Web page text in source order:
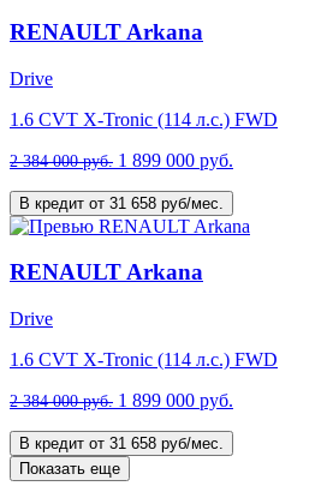
RENAULT Arkana
Drive
1.6 CVT X-Tronic (114 л.с.) FWD
2 384 000 руб. 1 899 000 руб.
В кредит от 31 658 руб/мес.
RENAULT Arkana
Drive
1.6 CVT X-Tronic (114 л.с.) FWD
2 384 000 руб. 1 899 000 руб.
В кредит от 31 658 руб/мес.
Показать еще